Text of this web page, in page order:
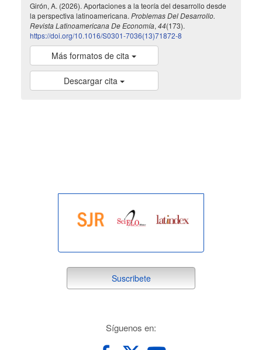
Girón, A. (2026). Aportaciones a la teoría del desarrollo desde
la perspectiva latinoamericana. Problemas Del Desarrollo.
Revista Latinoamericana De Economía, 44(173).
https://doi.org/10.1016/S0301-7036(13)71872-8
Más formatos de cita
Descargar cita
suscribete
Suscribete
Síguenos en: